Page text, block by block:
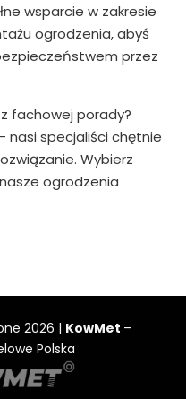
wsparcie w zakresie
ogrodzenia, abyś
przez
fachowej porady?
nasi specjaliści chętnie
Wybierz
ogrodzenia
2026 | KowMet –
Polska